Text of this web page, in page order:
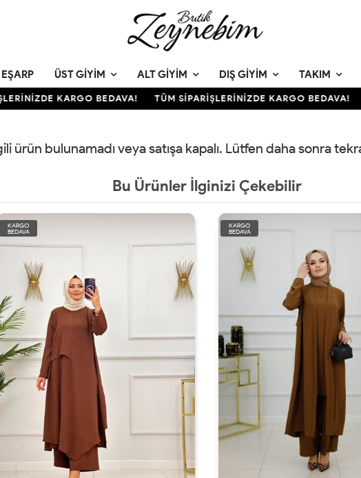
EŞARP ÜST GIYIM ALT GIYIM DIŞ GIYIM TAKIM
KARGO BEDAVA! TÜM SİPARİŞLERİNİZDE KARGO BEDAVA!
ürün bulunamadı veya satışa kapalı. Lütfen daha sonra
Bu Ürünler İlginizi Çekebilir
KARGO
BEDAVA
KARGO
BEDAVA